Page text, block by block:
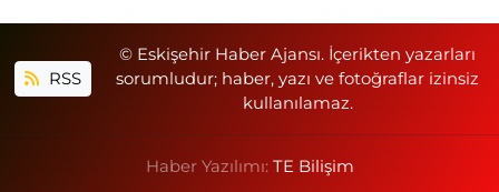
RSS
© Eskişehir Haber Ajansı. İçerikten yazarları
sorumludur; haber, yazı ve fotoğraflar izinsiz
kullanılamaz.
Haber Yazılımı: TE Bilişim